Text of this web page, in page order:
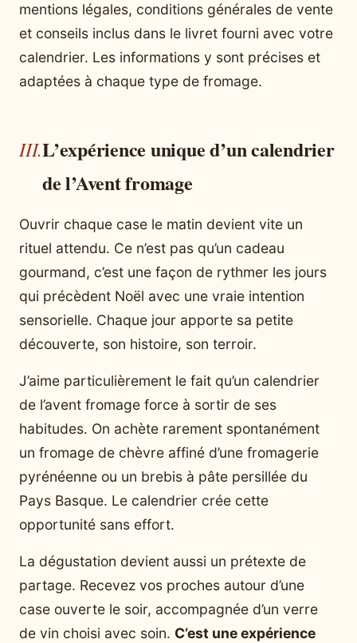
mentions légales, conditions générales de vente
et conseils inclus dans le livret fourni avec votre
calendrier. Les informations y sont précises et
adaptées à chaque type de fromage.
L’expérience unique d’un calendrier
de l’Avent fromage
Ouvrir chaque case le matin devient vite un
rituel attendu. Ce n’est pas qu’un cadeau
gourmand, c’est une façon de rythmer les jours
qui précèdent Noël avec une vraie intention
sensorielle. Chaque jour apporte sa petite
découverte, son histoire, son terroir.
J’aime particulièrement le fait qu’un calendrier
de l’avent fromage force à sortir de ses
habitudes. On achète rarement spontanément
un fromage de chèvre affiné d’une fromagerie
pyrénéenne ou un brebis à pâte persillée du
Pays Basque. Le calendrier crée cette
opportunité sans effort.
La dégustation devient aussi un prétexte de
partage. Recevez vos proches autour d’une
case ouverte le soir, accompagnée d’un verre
de vin choisi avec soin. C’est une expérience